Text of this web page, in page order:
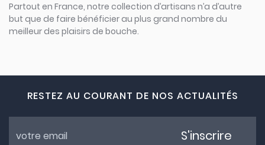
Partout en France, notre collection d’artisans n’a d’autre
but que de faire bénéficier au plus grand nombre du
meilleur des plaisirs de bouche.
RESTEZ AU COURANT DE NOS ACTUALITÉS
S'inscrire